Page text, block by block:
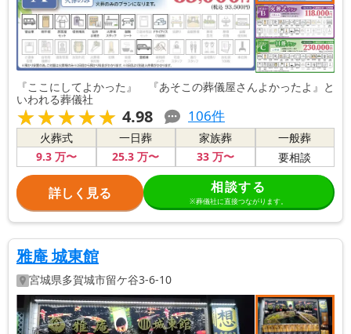
『ここにしてよかった』 『あそこの葬儀屋さんよかったよ』と
いわれる葬儀社
★★★★★
★★★★★ 4.98 106件
火葬式
9.3万〜
一日葬
25.3 万〜
家族葬
33万〜
一般葬
要相談
詳しく見る 相談する
※葬儀社に直接つながります。
雅庵 城東館
宮城県多賀城市留ケ谷3-6-10